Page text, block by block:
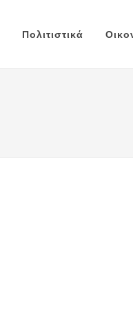
Πολιτιστικά